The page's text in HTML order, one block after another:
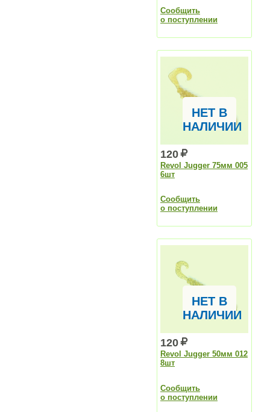
Сообщить
о поступлении
НЕТ В
НАЛИЧИИ
120
Revol Jugger 75мм 005
6шт
Сообщить
о поступлении
НЕТ В
НАЛИЧИИ
120
Revol Jugger 50мм 012
8шт
Сообщить
о поступлении